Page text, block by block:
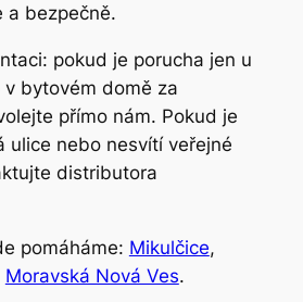
a bezpečně.
pokud je porucha jen u
bytovém domě za
přímo nám. Pokud je
ulice nebo nesvítí veřejné
distributora
pomáháme: Mikulčice,
Moravská Nová Ves.